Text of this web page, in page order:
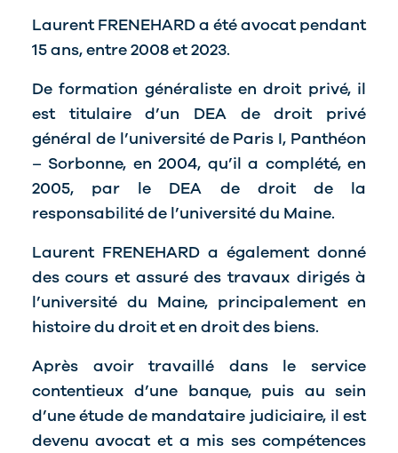
Laurent FRENEHARD a été avocat pendant
15 ans, entre 2008 et 2023.
De formation généraliste en droit privé, il
est titulaire d’un DEA de droit privé
général de l’université de Paris I, Panthéon
– Sorbonne, en 2004, qu’il a complété, en
2005, par le DEA de droit de la
responsabilité de l’université du Maine.
Laurent FRENEHARD a également donné
des cours et assuré des travaux dirigés à
l’université du Maine, principalement en
histoire du droit et en droit des biens.
Après avoir travaillé dans le service
contentieux d’une banque, puis au sein
d’une étude de mandataire judiciaire, il est
devenu avocat et a mis ses compétences